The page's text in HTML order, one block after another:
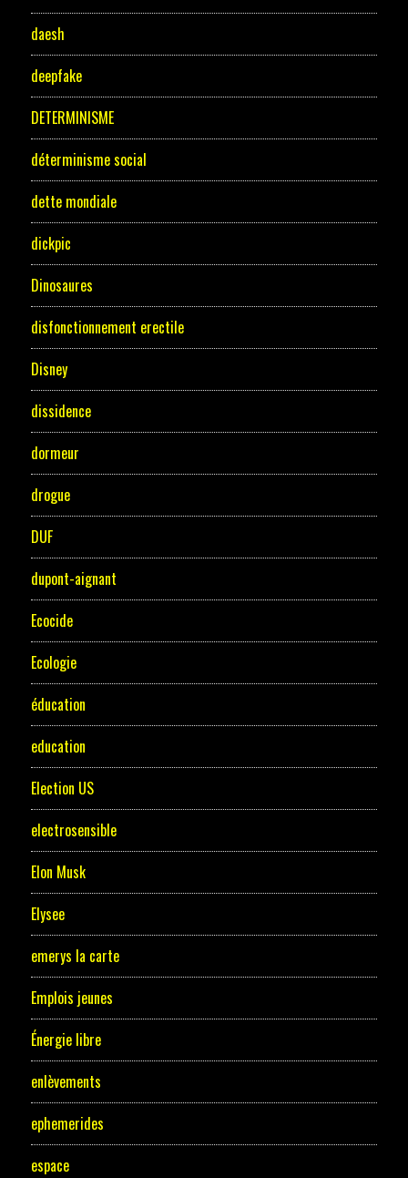
daesh
deepfake
DETERMINISME
déterminisme social
dette mondiale
dickpic
Dinosaures
disfonctionnement erectile
Disney
dissidence
dormeur
drogue
DUF
dupont-aignant
Ecocide
Ecologie
éducation
education
Election US
electrosensible
Elon Musk
Elysee
emerys la carte
Emplois jeunes
Énergie libre
enlèvements
ephemerides
espace